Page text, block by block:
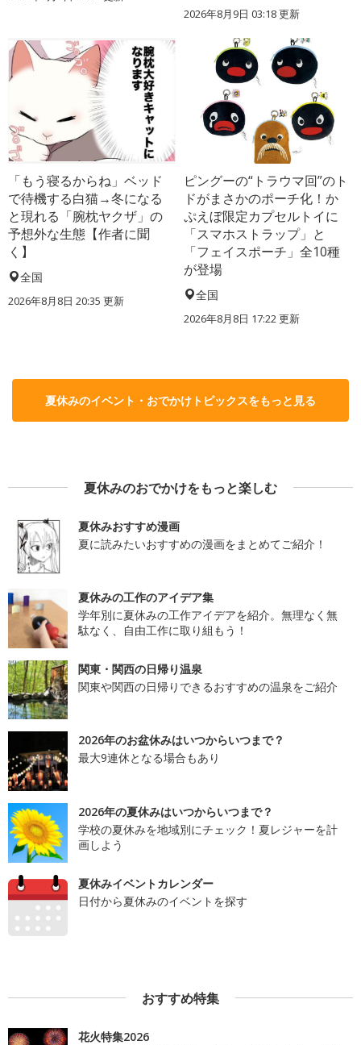
2026年8月9日 03:18更新
「もう寝るからね」ベッド
で待機する白猫→冬になる
と現れる「腕枕ヤクザ」の
予想外な生態【作者に聞
く】
全国
2026年8月8日 20:35 更新
ピングーの“トラウマ回”のト
ドがまさかのポーチ化！か
ぷえぼ限定カプセルトイに
「スマホストラップ」と
「フェイスポーチ」全10種
が登場
全国
2026年8月8日 17:22更新
夏休みのイベント・おでかけトピックスをもっと見る
夏休みのおでかけをもっと楽しむ
夏休みおすすめ漫画
夏に読みたいおすすめの漫画をまとめてご紹介！
夏休みの工作のアイデア集
学年別に夏休みの工作アイデアを紹介。無理なく無
駄なく、自由工作に取り組もう！
関東・関西の日帰り温泉
関東や関西の日帰りできるおすすめの温泉をご紹介
2026年のお盆休みはいつからいつまで？
最大9連休となる場合もあり
2026年の夏休みはいつからいつまで？
学校の夏休みを地域別にチェック！夏レジャーを計
画しよう
夏休みイベントカレンダー
日付から夏休みのイベントを探す
おすすめ特集
花火特集2026